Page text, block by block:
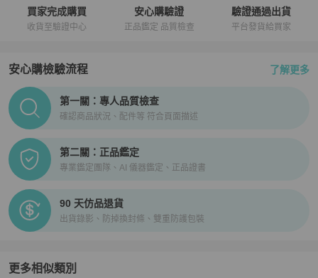
買家完成購買
收貨至驗證中心
安心購驗證
正品鑑定 品質檢查
驗證通過出貨
平台發貨給買家
安心購檢驗流程 了解更多
PopChill拍拍圈正品驗證、安心購檢驗流程介紹
第一關：專人品質檢查
確認商品狀況、配件等 符合頁面描述
第二關：正品鑑定
專業鑑定團隊、AI 儀器鑑定、正品證書
90 天仿品退貨
出貨錄影、防掉換封條、雙重防護包裝
更多相似類別